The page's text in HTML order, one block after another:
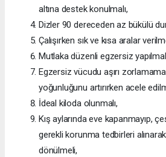
altına destek konulmalı,
Dizler 90 dereceden az bükülü
Çalışırken sık ve kısa aralar
Mutlaka düzenli egzersiz
Egzersiz vücudu aşırı
yoğunluğunu artırırken acele
İdeal kiloda olunmalı,
Kış aylarında eve kapanmayıp,
gerekli korunma tedbirleri
dönülmeli,